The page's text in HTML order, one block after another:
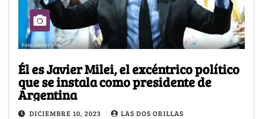
Él es Javier Milei, el excéntrico político
que se instala como presidente de
Argentina
DICIEMBRE 10, 2023 LAS DOS ORILLAS